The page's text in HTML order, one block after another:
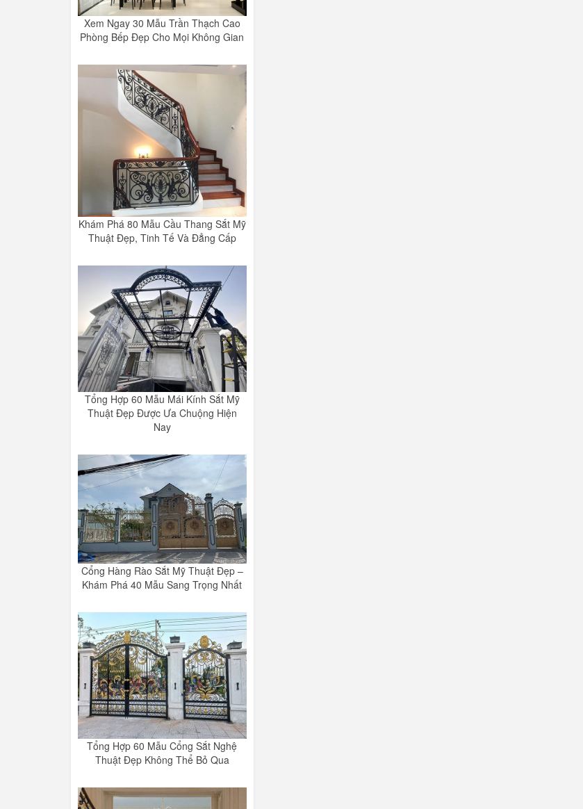
Xem Ngay 30 Mẫu Trần Thạch Cao
Phòng Bếp Đẹp Cho Mọi Không Gian
Khám Phá 80 Mẫu Cầu Thang Sắt Mỹ
Thuật Đẹp, Tinh Tế Và Đẳng Cấp
Tổng Hợp 60 Mẫu Mái Kính Sắt Mỹ
Thuật Đẹp Được Ưa Chuộng Hiện
Nay
Cổng Hàng Rào Sắt Mỹ Thuật Đẹp –
Khám Phá 40 Mẫu Sang Trọng Nhất
Tổng Hợp 60 Mẫu Cổng Sắt Nghệ
Thuật Đẹp Không Thể Bỏ Qua